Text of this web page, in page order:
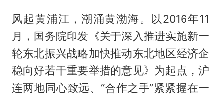
风起黄浦江，潮涌黄渤海。以2016年11
月，国务院印发《关于深入推进实施新一
轮东北振兴战略加快推动东北地区经济企
稳向好若干重要举措的意见》为起点，沪
连两地同心致远、“合作之手”紧紧握在一